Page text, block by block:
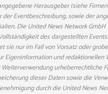
Herausgeber (siehe
Eventbeschreibung, sowie der
Die United News Network GmbH
des dargestellten
nur im Fall von Vorsatz oder
Eigeninformation und redaktionellen
urheberrechtliche
dieser Daten sowie die
durch die United News